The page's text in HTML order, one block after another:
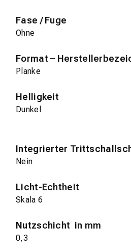
Fase / Fuge
Ohne
Format –
Planke
Helligkeit
Dunkel
Integrierter
Nein
Licht-Echtheit
Skala 6
Nutzschicht in mm
0,3